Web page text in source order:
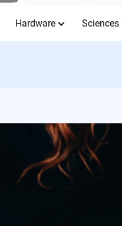
Hardware Sciences